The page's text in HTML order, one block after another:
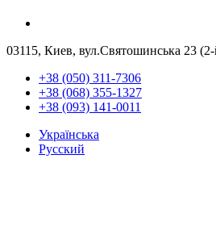
03115, Киев, вул.Святошинська 23
+38 (050) 311-7306
+38 (068) 355-1327
+38 (093) 141-0011
Українська
Русский